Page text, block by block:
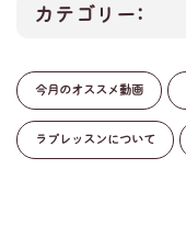
カテゴリー:
今月のオススメ動画
ラプレッスンについて